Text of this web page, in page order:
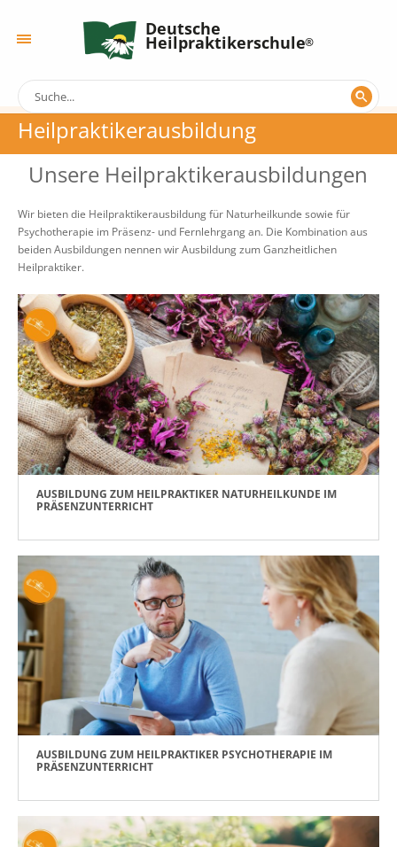
Deutsche
Heilpraktikerschule
Heilpraktikerausbildung
Unsere Heilpraktikerausbildungen
Wir bieten die Heilpraktikerausbildung für Naturheilkunde sowie für
Psychotherapie im Präsenz- und Fernlehrgang an. Die Kombination aus
beiden Ausbildungen nennen wir Ausbildung zum Ganzheitlichen
Heilpraktiker.
AUSBILDUNG ZUM HEILPRAKTIKER NATURHEILKUNDE IM
PRÄSENZUNTERRICHT
AUSBILDUNG ZUM HEILPRAKTIKER PSYCHOTHERAPIE IM
PRÄSENZUNTERRICHT